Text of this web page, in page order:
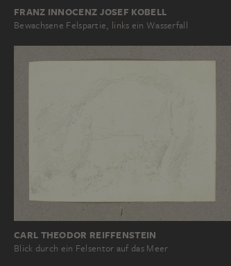
FRANZ INNOCENZ JOSEF KOBELL
Bewachsene Felspartie, links ein Wasserfall
CARL THEODOR REIFFENSTEIN
Blick durch ein Felsentor auf das Meer